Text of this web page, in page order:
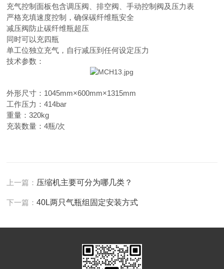
充气控制面板包含调压阀、排空阀、手动控制阀及压力表
严格充填速度控制，确保碳纤维瓶安全
减压阀防止碳纤维瓶超压
同时可以充四瓶
单工位独立充气，自行减压到任何设定压力
技术参数：
外形尺寸：1045mm×600mm×1315mm
工作压力：414bar
重量：320kg
充装数量：4瓶/次
上一篇： 压缩机主要可分为哪几类？
下一篇：40L两只气瓶组固定安装方式